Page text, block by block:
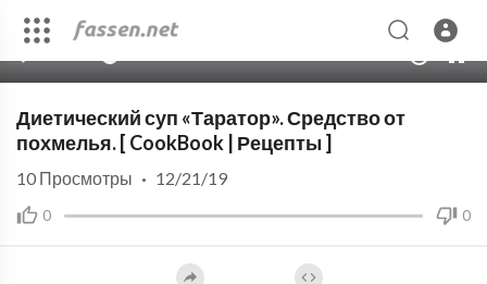
Диетический суп «Таратор». Средство от
похмелья. [ CookBook | Рецепты ]
0 0
10 Просмотры · 12/21/19